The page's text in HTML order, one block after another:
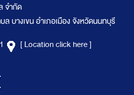
จำกัด
ล บางเขน อำเภอเมือง จังหวัดนนทบุรี
[ Location click here ]